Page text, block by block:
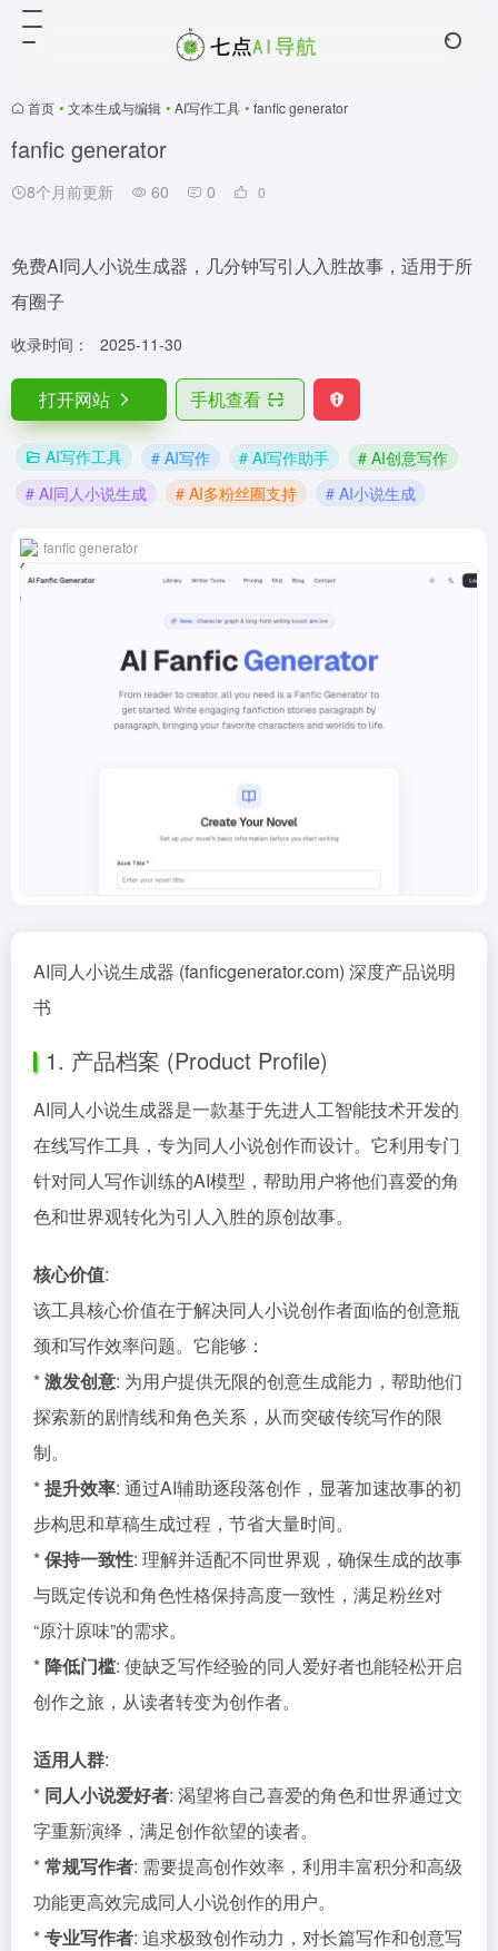
首页 • 文本生成与编辑 • AI写作工具 • fanfic generator
fanfic generator
8个月前更新 60 0 0
免费AI同人小说生成器，几分钟写引人入胜故事，适用于所
有圈子
收录时间： 2025-11-30
打开网站 手机查看
AI写作工具 # AI写作 # AI写作助手
# AI创意写作
# AI同人小说生成
# AI多粉丝圈支持 # AI小说生成
fanfic generator
AI同人小说生成器 (fanficgenerator.com) 深度产品说明
书
1. 产品档案 (Product Profile)
AI同人小说生成器是一款基于先进人工智能技术开发的
在线写作工具，专为同人小说创作而设计。它利用专门
针对同人写作训练的AI模型，帮助用户将他们喜爱的角
色和世界观转化为引人入胜的原创故事。
核心价值:
该工具核心价值在于解决同人小说创作者面临的创意瓶
颈和写作效率问题。它能够：
*激发创意: 为用户提供无限的创意生成能力，帮助他们
探索新的剧情线和角色关系，从而突破传统写作的限
制。
*提升效率: 通过AI辅助逐段落创作，显著加速故事的初
步构思和草稿生成过程，节省大量时间。
*保持一致性: 理解并适配不同世界观，确保生成的故事
与既定传说和角色性格保持高度一致性，满足粉丝对
“原汁原味”的需求。
* 降低门槛: 使缺乏写作经验的同人爱好者也能轻松开启
创作之旅，从读者转变为创作者。
适用人群:
* 同人小说爱好者: 渴望将自己喜爱的角色和世界通过文
字重新演绎，满足创作欲望的读者。
*常规写作者: 需要提高创作效率，利用丰富积分和高级
功能更高效完成同人小说创作的用户。
*专业写作者: 追求极致创作动力，对长篇写作和创意写